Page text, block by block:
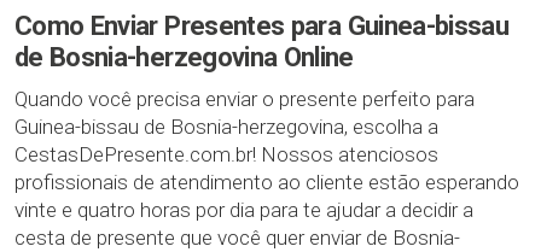
Como Enviar Presentes para Guinea-bissau
de Bosnia-herzegovina Online
Quando você precisa enviar o presente perfeito para
Guinea-bissau de Bosnia-herzegovina, escolha a
CestasDePresente.com.br! Nossos atenciosos
profissionais de atendimento ao cliente estão esperando
vinte e quatro horas por dia para te ajudar a decidir a
cesta de presente que você quer enviar de Bosnia-